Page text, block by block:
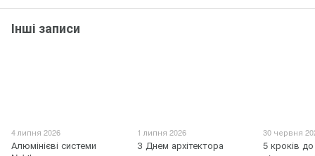
Інші записи
4 липня 2026
Алюмінієві системи
1 липня 2026
З Днем архітектора
30 червня
5 кроків